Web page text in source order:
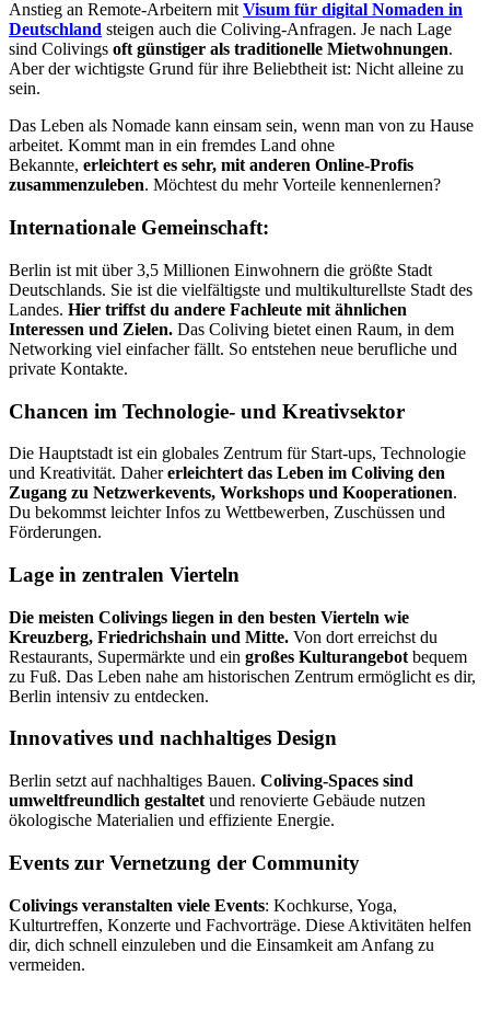
Anstieg an Remote-Arbeitern mitVisum für digital Nomaden in
Deutschland steigen auch die Coliving-Anfragen. Je nach Lage
sind Colivings oft günstiger als traditionelle Mietwohnungen.
Aber der wichtigste Grund für ihre Beliebtheit ist: Nicht alleine zu
sein.
Das Leben als Nomade kann einsam sein, wenn man von zu Hause
arbeitet. Kommt man in ein fremdes Land ohne
Bekannte, erleichtert es sehr, mit anderen Online-Profis
zusammenzuleben. Möchtest du mehr Vorteile kennenlernen?
Internationale Gemeinschaft:
Berlin ist mit über 3,5 Millionen Einwohnern die größte Stadt
Deutschlands. Sie ist die vielfältigste und multikulturellste Stadt des
Landes. Hier triffst du andere Fachleute mit ähnlichen
Interessen und Zielen. Das Coliving bietet einen Raum, in dem
Networking viel einfacher fällt. So entstehen neue berufliche und
private Kontakte.
Chancen im Technologie- und Kreativsektor
Die Hauptstadt ist ein globales Zentrum für Start-ups, Technologie
und Kreativität. Dahererleichtert das Leben im Coliving den
Zugang zu Netzwerkevents, Workshops und Kooperationen.
Du bekommst leichter Infos zu Wettbewerben, Zuschüssen und
Förderungen.
Lage in zentralen Vierteln
Die meisten Colivings liegen in den besten Vierteln wie
Kreuzberg, Friedrichshain und Mitte. Von dort erreichst du
Restaurants, Supermärkte und ein großes Kulturangebot bequem
zu Fuß. Das Leben nahe am historischen Zentrum ermöglicht es dir,
Berlin intensiv zu entdecken.
Innovatives und nachhaltiges Design
Berlin setzt auf nachhaltiges Bauen. Coliving-Spaces sind
umweltfreundlich gestaltet und renovierte Gebäude nutzen
ökologische Materialien und effiziente Energie.
Events zur Vernetzung der Community
Colivings veranstalten viele Events: Kochkurse, Yoga,
Kulturtreffen, Konzerte und Fachvorträge. Diese Aktivitäten helfen
dir, dich schnell einzuleben und die Einsamkeit am Anfang zu
vermeiden.